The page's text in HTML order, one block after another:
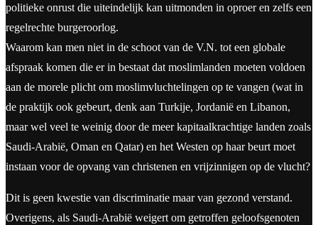
politieke onrust die uiteindelijk kan uitmonden in oproer en zelfs een
regelrechte burgeroorlog.
Waarom kan men niet in de schoot van de V.N. tot een globale
afspraak komen die er in bestaat dat moslimlanden moeten voldoen
aan de morele plicht om moslimvluchtelingen op te vangen (wat in
de praktijk ook gebeurt, denk aan Turkije, Jordanië en Libanon,
maar wel veel te weinig door de meer kapitaalkrachtige landen zoals
Saudi-Arabië, Oman en Qatar) en het Westen op haar beurt moet
instaan voor de opvang van christenen en vrijzinnigen op de vlucht?
Dit is geen kwestie van discriminatie maar van gezond verstand.
Overigens, als Saudi-Arabië weigert om getroffen geloofsgenoten